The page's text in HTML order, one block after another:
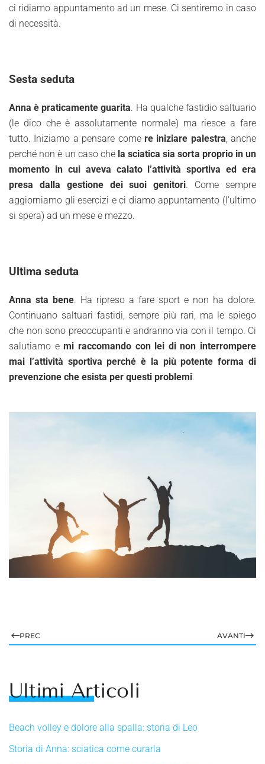
ci ridiamo appuntamento ad un mese. Ci sentiremo in caso
di necessità.
Sesta seduta
Anna è praticamente guarita. Ha qualche fastidio saltuario
(le dico che è assolutamente normale) ma riesce a fare
tutto. Iniziamo a pensare come re iniziare palestra, anche
perché non è un caso che la sciatica sia sorta proprio in un
momento in cui aveva calato l’attività sportiva ed era
presa dalla gestione dei suoi genitori. Come sempre
aggiorniamo gli esercizi e ci diamo appuntamento (l’ultimo
si spera) ad un mese e mezzo.
Ultima seduta
Anna sta bene. Ha ripreso a fare sport e non ha dolore.
Continuano saltuari fastidi, sempre più rari, ma le spiego
che non sono preoccupanti e andranno via con il tempo. Ci
salutiamo emi raccomando con lei di non interrompere
mai l’attività sportiva perché è la più potente forma di
prevenzione che esista per questi problemi.
PREC AVANTI
Ultimi Articoli
Beach volley e dolore alla spalla: storia di Leo
Storia di Anna: sciatica come curarla